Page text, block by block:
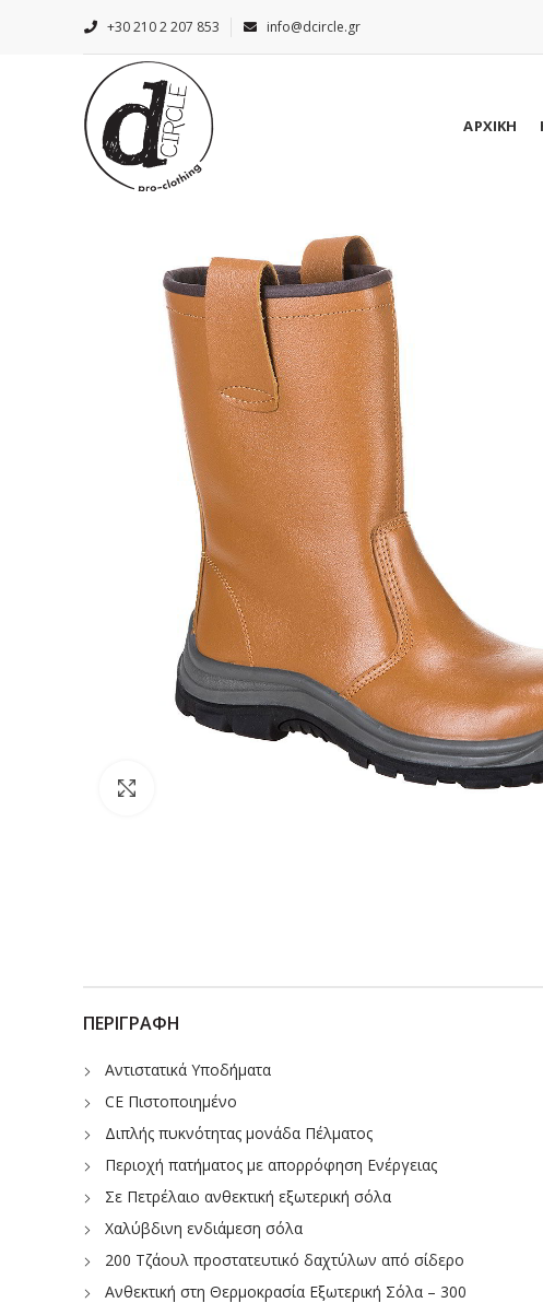
+30 210 2 207 853 info@dcircle.gr
ΑΡΧΙΚΗ
ΠΕΡΙΓΡΑΦΉ
Αντιστατικά Υποδήματα
CE Πιστοποιημένο
Διπλής πυκνότητας μονάδα Πέλματος
Περιοχή πατήματος με απορρόφηση Ενέργειας
Σε Πετρέλαιο ανθεκτική εξωτερική σόλα
Χαλύβδινη ενδιάμεση σόλα
200 Τζάουλ προστατευτικό δαχτύλων από σίδερο
Ανθεκτική στη Θερμοκρασία Εξωτερική Σόλα – 300